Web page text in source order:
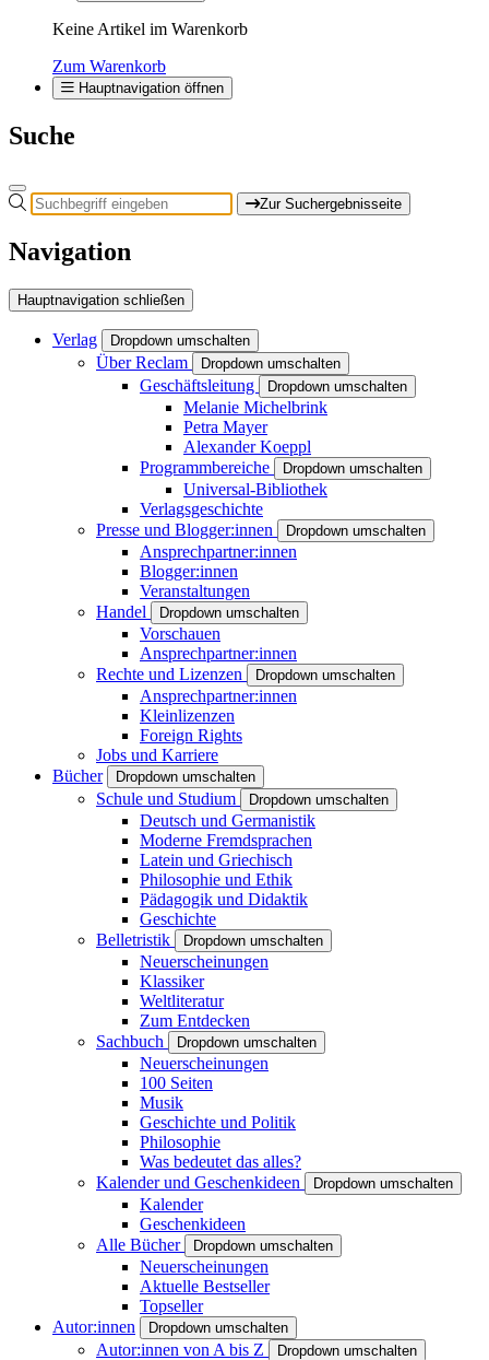
Keine Artikel im Warenkorb
Zum Warenkorb
Hauptnavigation öffnen
Suche
Zur Suchergebnisseite
Navigation
Hauptnavigation schließen
Verlag Dropdown umschalten
Über Reclam Dropdown umschalten
Geschäftsleitung Dropdown umschalten
Melanie Michelbrink
Petra Mayer
Alexander Koeppl
Programmbereiche
Dropdown umschalten
Universal-Bibliothek
Verlagsgeschichte
Presse und Blogger:innen
Dropdown umschalten
Ansprechpartner:innen
Blogger:innen
Veranstaltungen
Handel
Dropdown umschalten
Vorschauen
Ansprechpartner:innen
Rechte und Lizenzen
Dropdown umschalten
Ansprechpartner:innen
Kleinlizenzen
Foreign Rights
Jobs und Karriere
Bücher
Dropdown umschalten
Schule und Studium Dropdown umschalten
Deutsch und Germanistik
Moderne Fremdsprachen
Latein und Griechisch
Philosophie und Ethik
Pädagogik und Didaktik
Geschichte
Belletristik
Dropdown umschalten
Neuerscheinungen
Klassiker
Weltliteratur
Zum Entdecken
Sachbuch
Dropdown umschalten
Neuerscheinungen
100 Seiten
Musik
Geschichte und Politik
Philosophie
Was bedeutet das alles?
Kalender und Geschenkideen
Dropdown umschalten
Kalender
Geschenkideen
Alle Bücher
Dropdown umschalten
Neuerscheinungen
Aktuelle Bestseller
Topseller
Autor:innen
Dropdown umschalten
Autor:innen von A bis Z Dropdown umschalten